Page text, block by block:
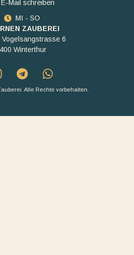
E-Mail schreiben
MI - SO
ZAUBEREI
Vogelsangstrasse 6
Winterthur
Alle Rechte vorbehalten.